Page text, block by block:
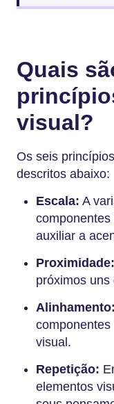
Quais
visual?
Os seis
descritos abaixo:
Escala: A
auxiliar a
Proximidade:
próximos
Alinhamento:
visual.
Repetição:
elementos